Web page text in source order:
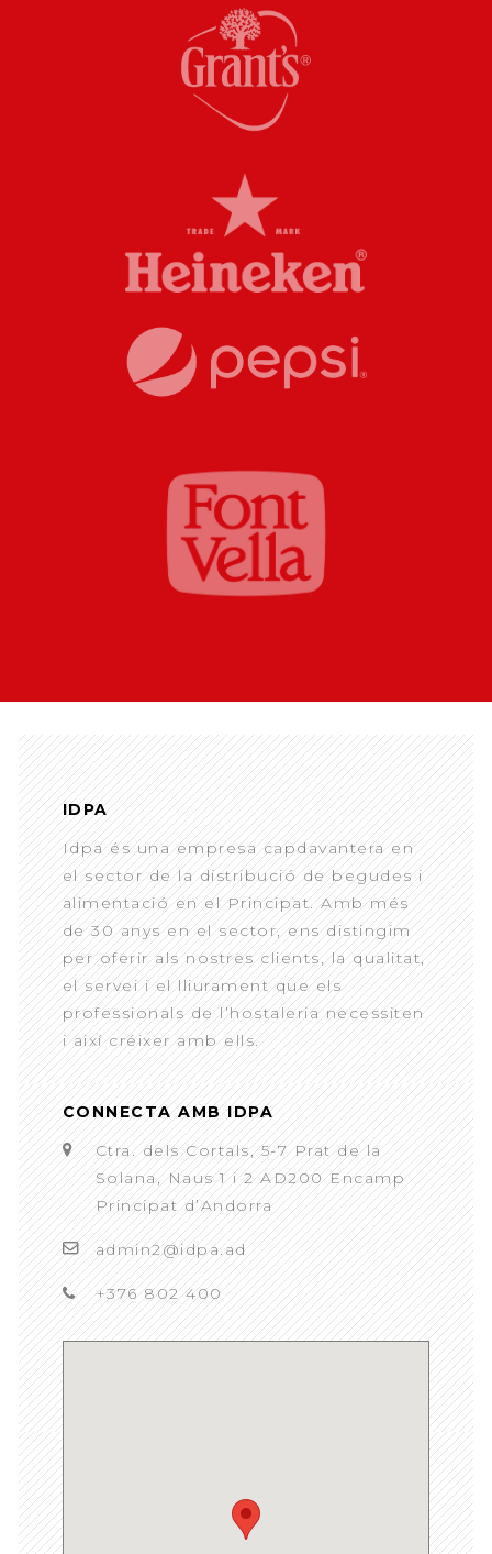
IDPA
Idpa és una empresa capdavantera en
el sector de la distribució de begudes i
alimentació en el Principat. Amb més
de 30 anys en el sector, ens distingim
per oferir als nostres clients, la qualitat,
el servei i el lliurament que els
professionals de l’hostaleria necessiten
i així créixer amb ells.
CONNECTA AMB IDPA
Ctra. dels Cortals, 5-7 Prat de la
Solana, Naus 1 i 2 AD200 Encamp
Principat d’Andorra
admin2@idpa.ad
+376 802 400